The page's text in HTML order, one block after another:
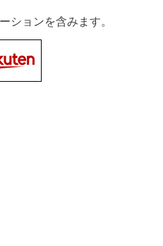
ションを含みます。